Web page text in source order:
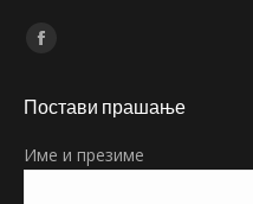
Find us on:
Facebook
opens
new
Постави прашање
Име и презиме